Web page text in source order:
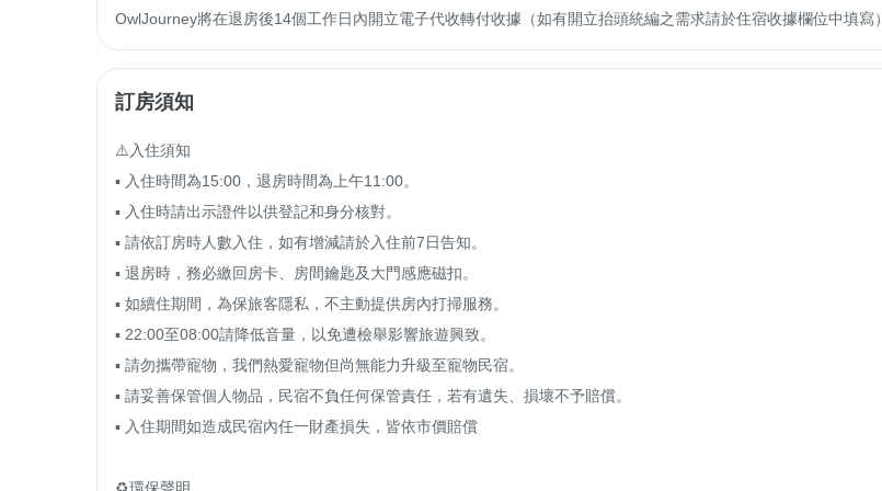
OwlJourney將在退房後14個工作日內開立電子代收轉付收據（如有開立抬頭統編之需求請於住宿收據欄位中填寫）
訂房須知
⚠️入住須知
▪ 入住時間為15:00，退房時間為上午11:00。
▪ 入住時請出示證件以供登記和身分核對。
▪ 請依訂房時人數入住，如有增減請於入住前7日告知。
▪ 退房時，務必繳回房卡、房間鑰匙及大門感應磁扣。
▪ 如續住期間，為保旅客隱私，不主動提供房內打掃服務。
▪ 22:00至08:00請降低音量，以免遭檢舉影響旅遊興致。
▪ 請勿攜帶寵物，我們熱愛寵物但尚無能力升級至寵物民宿。
▪ 請妥善保管個人物品，民宿不負任何保管責任，若有遺失、損壞不予賠償。
▪ 入住期間如造成民宿內任一財產損失，皆依市價賠償